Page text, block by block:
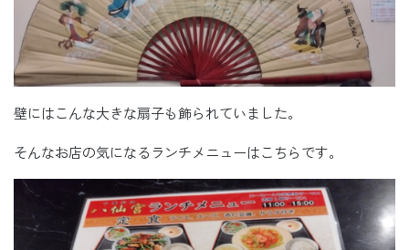
壁にはこんな大きな扇子も飾られていました。
そんなお店の気になるランチメニューはこちらです。